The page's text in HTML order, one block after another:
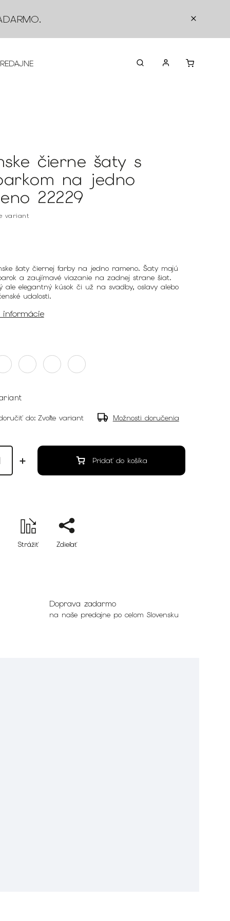
.
KONTAKTY
čierne šaty s
na jedno
22229
variant
šaty čiernej farby na jedno rameno. Šaty majú
a zaujímavé viazanie na zadnej strane šiat.
ale elegantný kúsok či už na svadby, oslavy alebo
udalosti.
informácie
do: Zvoľte variant Možnosti doručenia
Pridať do košíka
Strážiť Zdieľať
Doprava zadarmo
na naše predajne po celom Slovensku